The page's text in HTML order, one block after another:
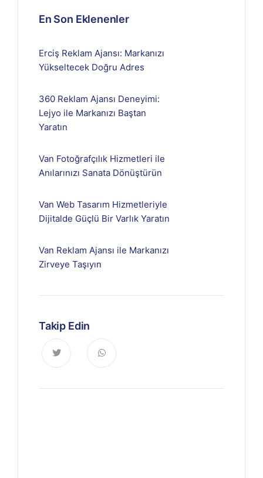
En Son Eklenenler
Erciş Reklam Ajansı: Markanızı
Yükseltecek Doğru Adres
360 Reklam Ajansı Deneyimi:
Lejyo ile Markanızı Baştan
Yaratın
Van Fotoğrafçılık Hizmetleri ile
Anılarınızı Sanata Dönüştürün
Van Web Tasarım Hizmetleriyle
Dijitalde Güçlü Bir Varlık Yaratın
Van Reklam Ajansı ile Markanızı
Zirveye Taşıyın
Takip Edin